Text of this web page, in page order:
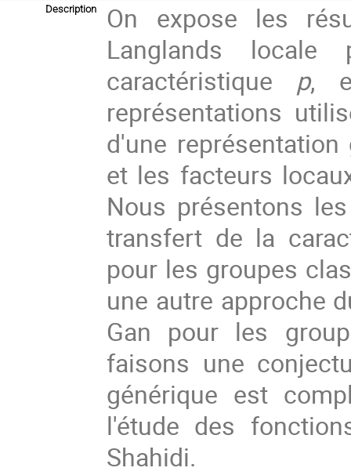
Description
On expose les
Langlands
caractéristique p,
représentations
d'une
et les facteurs
Nous présentons
transfert de la
pour les groupes
une autre approche
Gan pour les
faisons une
générique est
l'étude des
Shahidi.